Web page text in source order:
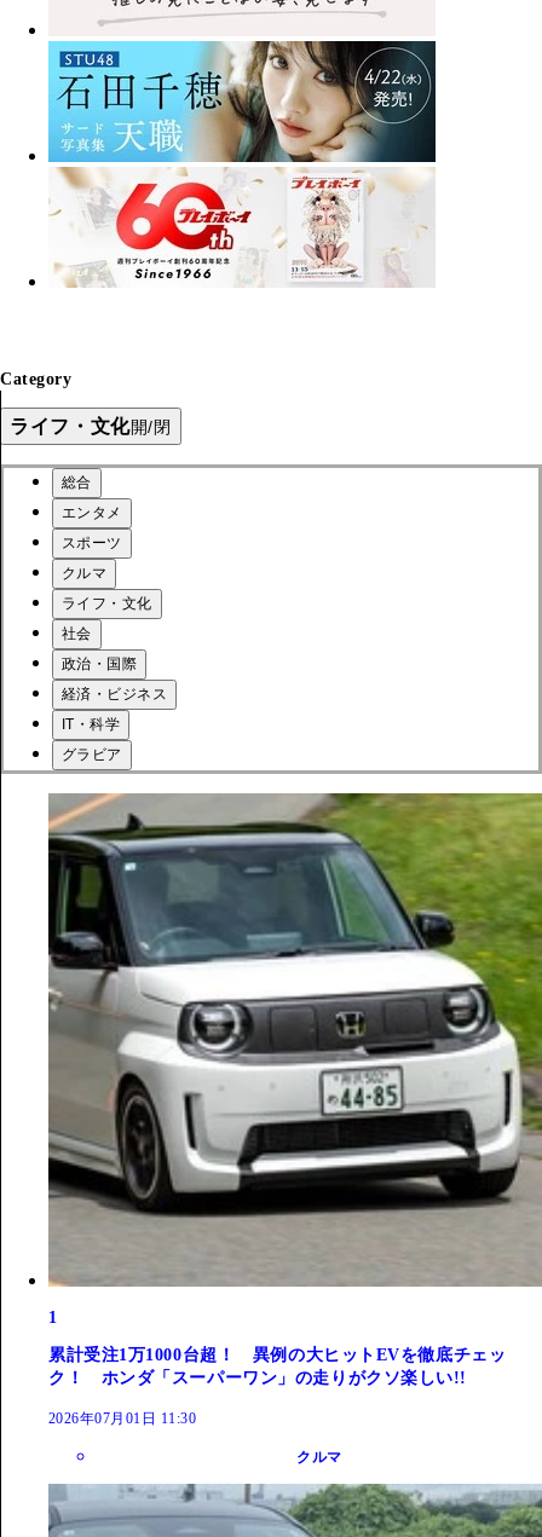
Category
ライフ・文化開/閉
総合
エンタメ
スポーツ
クルマ
ライフ・文化
社会
政治・国際
経済・ビジネス
IT・科学
グラビア
1
累計受注1万1000台超！ 異例の大ヒットEVを徹底チェッ
ク！ ホンダ「スーパーワン」の走りがクソ楽しい!!
2026年07月01日 11:30
クルマ